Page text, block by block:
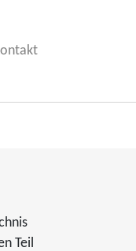
Teil